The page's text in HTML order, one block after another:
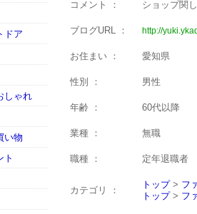
ドア
しゃれ
い物
ト
コメント ： ショップ関
ブログURL ： http://
お住まい ： 愛知県
性別 ： 男性
年齢 ： 60代以降
業種 ： 無職
職種 ： 定年退職者
カテゴリ ：
トップ> フ
トップ> フ